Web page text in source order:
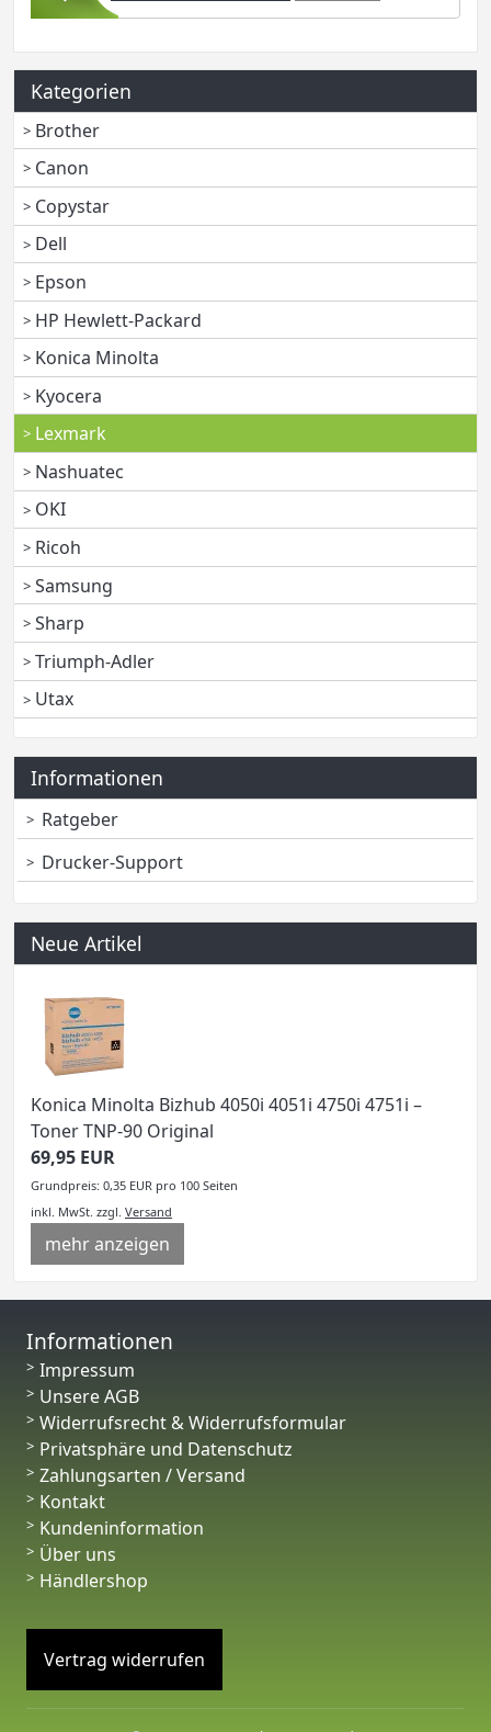
Kategorien
Brother
Canon
Copystar
Dell
Epson
HP Hewlett-Packard
Konica Minolta
Kyocera
Lexmark
Nashuatec
OKI
Ricoh
Samsung
Sharp
Triumph-Adler
Utax
Informationen
Ratgeber
Drucker-Support
Neue Artikel
Konica Minolta Bizhub 4050i 4051i 4750i 4751i –
Toner TNP-90 Original
69,95 EUR
Grundpreis: 0,35 EUR pro 100 Seiten
inkl. MwSt. zzgl. Versand
mehr anzeigen
Informationen
Impressum
Unsere AGB
Widerrufsrecht & Widerrufsformular
Privatsphäre und Datenschutz
Zahlungsarten / Versand
Kontakt
Kundeninformation
Über uns
Händlershop
Vertrag widerrufen